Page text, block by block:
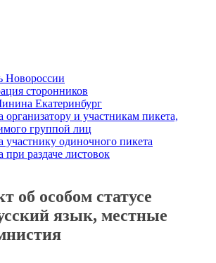
сторонников
Екатеринбург
организатору и участникам пикета,
группой лиц
участнику одиночного пикета
при раздаче листовок
об особом статусе
язык, местные